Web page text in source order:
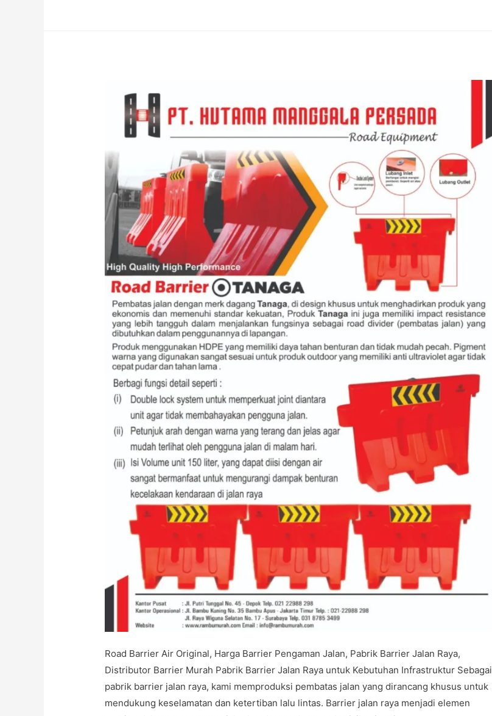
Pabrik
Road
Barrier
Jalan
Raya,
Distributor
Barrier
Murah
Road Barrier Air Original, Harga Barrier Pengaman Jalan, Pabrik Barrier Jalan Raya,
Distributor Barrier Murah Pabrik Barrier Jalan Raya untuk Kebutuhan Infrastruktur Sebagai
pabrik barrier jalan raya, kami memproduksi pembatas jalan yang dirancang khusus untuk
mendukung keselamatan dan ketertiban lalu lintas. Barrier jalan raya menjadi elemen